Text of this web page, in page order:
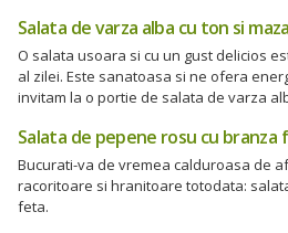
Salata de varza alba cu ton si
O salata usoara si cu un gust delicios
al zilei. Este sanatoasa si ne ofera
invitam la o portie de salata de varza
Salata de pepene rosu cu branza
Bucurati-va de vremea calduroasa de
racoritoare si hranitoare totodata:
feta.